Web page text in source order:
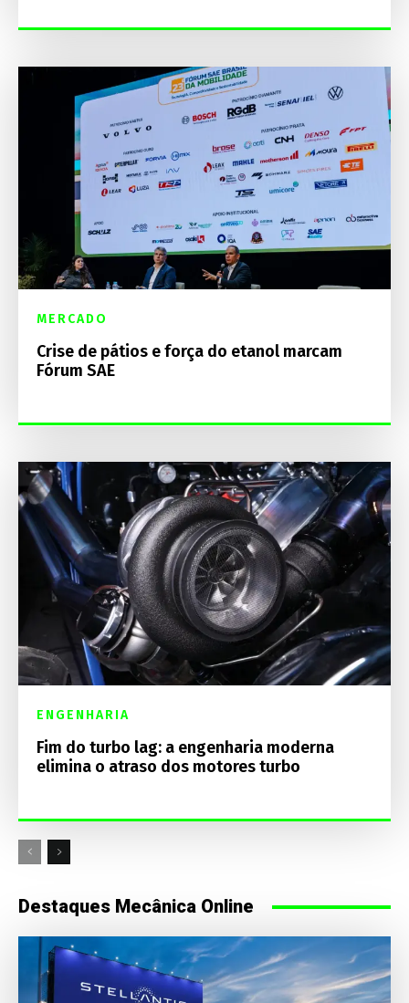
MERCADO
Crise de pátios e força do etanol marcam
Fórum SAE
ENGENHARIA
Fim do turbo lag: a engenharia moderna
elimina o atraso dos motores turbo
Destaques Mecânica Online